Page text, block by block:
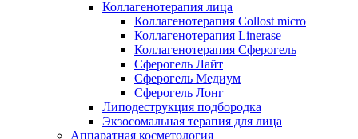
Коллагенотерапия лица
Коллагенотерапия Collost micro
Коллагенотерапия Linerase
Коллагенотерапия Сферогель
Сферогель Лайт
Сферогель Медиум
Сферогель Лонг
Липодеструкция подбородка
Экзосомальная терапия для лица
Аппаратная косметология